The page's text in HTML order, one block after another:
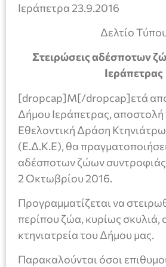
Ιεράπετρα 23.9.2016
Δελτίο
Στειρώσεις αδέσποτων
Ιεράπετρας
[dropcap]Μ[/dropcap]ετά από
Δήμου Ιεράπετρας,
Εθελοντική Δράση
(Ε.Δ.Κ.Ε), θα
αδέσποτων ζώων συντροφιάς,
2 Οκτωβρίου 2016.
Προγραμματίζεται να
περίπου ζώα, κυρίως σκυλιά,
κτηνιατρεία του Δήμου μας.
Παρακαλούνται όσοι